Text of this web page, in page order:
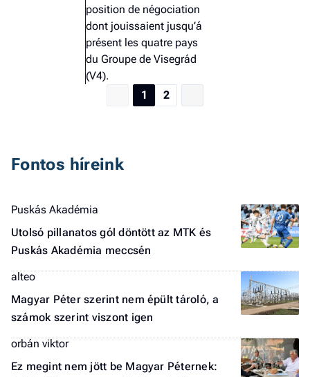
position de négociation
dont jouissaient jusqu’á
présent les quatre pays
du Groupe de Visegrád
(V4).
1
2
Fontos híreink
Puskás Akadémia
Utolsó pillanatos gól döntött az MTK és
Puskás Akadémia meccsén
alteo
Magyar Péter szerint nem épült tároló, a
számok szerint viszont igen
orbán viktor
Ez megint nem jött be Magyar Péternek: